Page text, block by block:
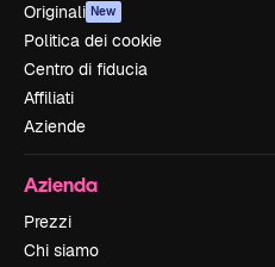
Originali New
Politica dei cookie
Centro di fiducia
Affiliati
Aziende
Azienda
Prezzi
Chi siamo